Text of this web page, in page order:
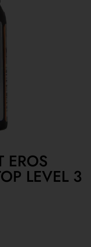
EROS
LEVEL 3